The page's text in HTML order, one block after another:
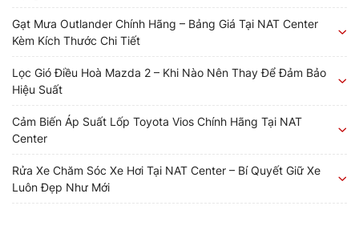
Gạt Mưa Outlander Chính Hãng – Bảng Giá Tại NAT Center
Kèm Kích Thước Chi Tiết
Lọc Gió Điều Hoà Mazda 2 – Khi Nào Nên Thay Để Đảm Bảo
Hiệu Suất
Cảm Biến Áp Suất Lốp Toyota Vios Chính Hãng Tại NAT
Center
Rửa Xe Chăm Sóc Xe Hơi Tại NAT Center – Bí Quyết Giữ Xe
Luôn Đẹp Như Mới